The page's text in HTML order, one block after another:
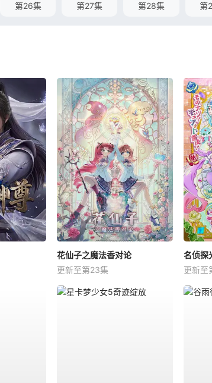
第26集 第27集 第28集 第
花仙子之魔法香对论
更新至第23集
名侦探
更新至